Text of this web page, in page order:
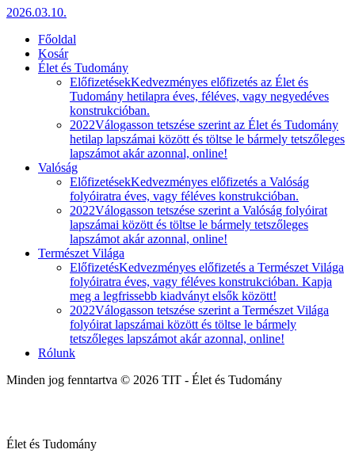
2026.03.10.
Főoldal
Kosár
Élet és Tudomány
ElőfizetésekKedvezményes előfizetés az Élet és
Tudomány hetilapra éves, féléves, vagy negyedéves
konstrukcióban.
2022Válogasson tetszése szerint az Élet és Tudomány
hetilap lapszámai között és töltse le bármely tetszőleges
lapszámot akár azonnal, online!
Valóság
ElőfizetésekKedvezményes előfizetés a Valóság
folyóiratra éves, vagy féléves konstrukcióban.
2022Válogasson tetszése szerint a Valóság folyóirat
lapszámai között és töltse le bármely tetszőleges
lapszámot akár azonnal, online!
Természet Világa
ElőfizetésKedvezményes előfizetés a Természet Világa
folyóiratra éves, vagy féléves konstrukcióban. Kapja
meg a legfrissebb kiadványt elsők között!
2022Válogasson tetszése szerint a Természet Világa
folyóirat lapszámai között és töltse le bármely
tetszőleges lapszámot akár azonnal, online!
Rólunk
Minden jog fenntartva © 2026 TIT - Élet és Tudomány
Élet és Tudomány